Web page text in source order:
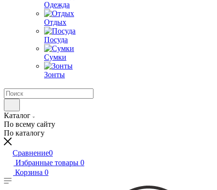
Одежда
Отдых
Посуда
Сумки
Зонты
Каталог
По всему сайту
По каталогу
Сравнение0
Избранные товары 0
Корзина 0